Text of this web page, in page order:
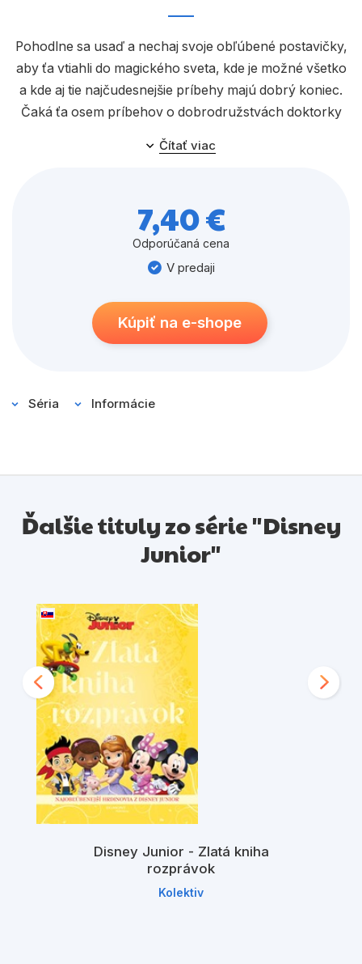
Výchova a pedagogika
Young adult
Zdravie a životný štýl
Pohodlne sa usaď a nechaj svoje obľúbené postavičky,
aby ťa vtiahli do magického sveta, kde je možné všetko
a kde aj tie najčudesnejšie príbehy majú dobrý koniec.
Čaká ťa osem príbehov o dobrodružstvách doktorky
Čítať viac
7,40 €
Odporúčaná cena
V predaji
Kúpiť na e-shope
Séria Informácie
Ďalšie tituly zo série "Disney
Junior"
Disney Junior - Zlatá kniha
rozprávok
Kolektiv